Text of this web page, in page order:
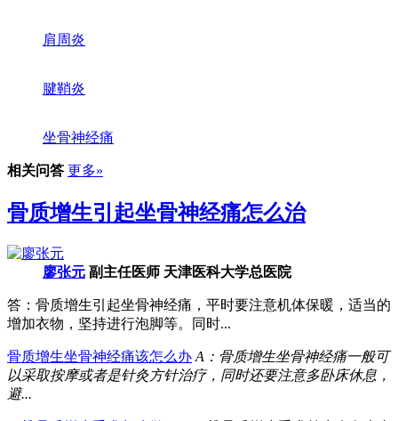
肩周炎
腱鞘炎
坐骨神经痛
相关问答 更多»
骨质增生引起坐骨神经痛怎么治
廖张元 副主任医师 天津医科大学总医院
答：骨质增生引起坐骨神经痛，平时要注意机体保暖，适当的
增加衣物，坚持进行泡脚等。同时...
骨质增生坐骨神经痛该怎么办 A：骨质增生坐骨神经痛一般可
以采取按摩或者是针灸方针治疗，同时还要注意多卧床休息，
避...